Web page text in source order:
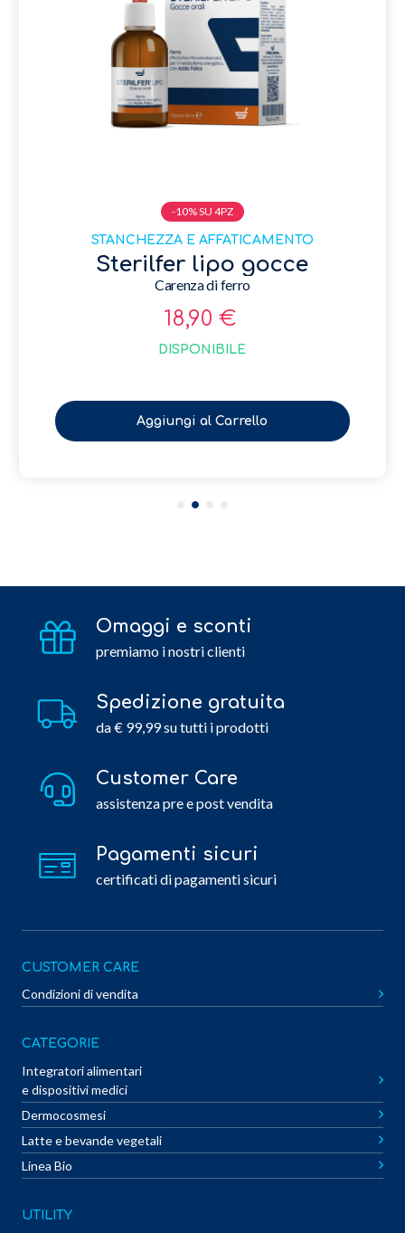
-10% SU 4PZ
STANCHEZZA E AFFATICAMENTO
Sterilfer lipo gocce
Carenza di ferro
18,90 €
DISPONIBILE
Aggiungi al Carrello
Omaggi e sconti
premiamo i nostri clienti
Spedizione gratuita
da € 99,99 su tutti i prodotti
Customer Care
assistenza pre e post vendita
Pagamenti sicuri
certificati di pagamenti sicuri
CUSTOMER CARE
Condizioni di vendita
CATEGORIE
Integratori alimentari
e dispositivi medici
Dermocosmesi
Latte e bevande vegetali
Linea Bio
UTILITY